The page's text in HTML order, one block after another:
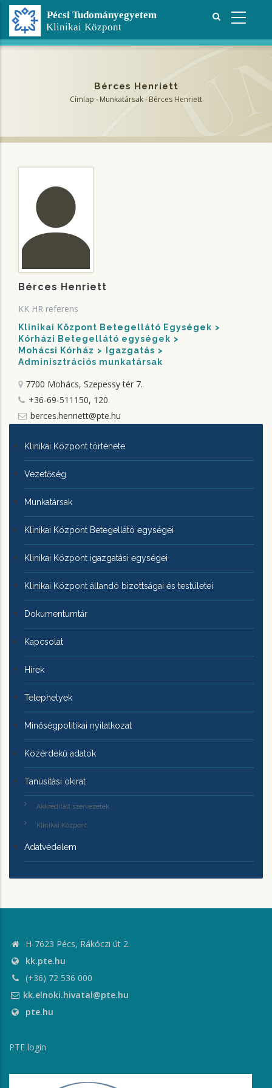
Ugrás
tartalomra
Bérces Henriett
Címlap -Munkatársak-Bérces Henriett
Bérces Henriett
KK HR referens
Klinikai Központ Betegellátó Egységek
Kórházi Betegellátó egységek
Mohácsi Kórház
Igazgatás
Adminisztrációs munkatársak
7700 Mohács, Szepessy tér 7.
+36-69-511150, 120
berces.henriett@pte.hu
KLINIKAI
KÖZPONTRÓL
Klinikai Központ története
Vezetőség
Munkatársak
Klinikai Központ Betegellátó egységei
Klinikai Központ igazgatási egységei
Klinikai Központ állandó bizottságai és testületei
Dokumentumtár
Kapcsolat
Hírek
Telephelyek
Minőségpolitikai nyilatkozat
Közérdekű adatok
Tanúsítási okirat
Akkreditált szervezetek
Klinikai Központ
Adatvédelem
H-7623 Pécs, Rákóczi út 2.
kk.pte.hu
(+36) 72 536 000
kk.elnoki.hivatal@pte.hu
pte.hu
PTE login